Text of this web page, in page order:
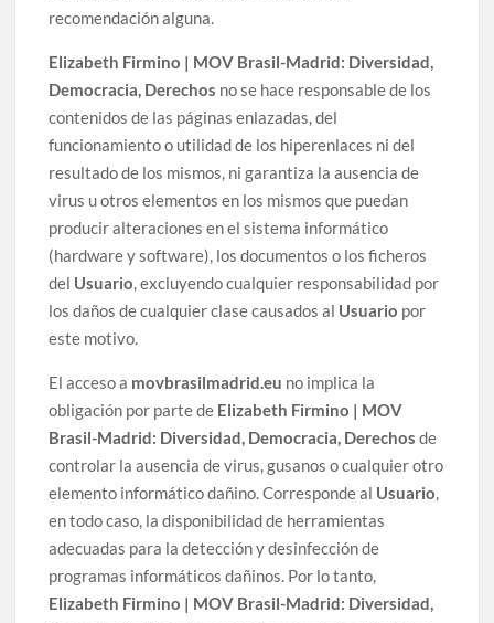
recomendación alguna.
Elizabeth Firmino | MOV Brasil-Madrid: Diversidad,
Democracia, Derechos no se hace responsable de los
contenidos de las páginas enlazadas, del
funcionamiento o utilidad de los hiperenlaces ni del
resultado de los mismos, ni garantiza la ausencia de
virus u otros elementos en los mismos que puedan
producir alteraciones en el sistema informático
(hardware y software), los documentos o los ficheros
del Usuario, excluyendo cualquier responsabilidad por
los daños de cualquier clase causados al Usuario por
este motivo.
El acceso a movbrasilmadrid.eu no implica la
obligación por parte de Elizabeth Firmino | MOV
Brasil-Madrid: Diversidad, Democracia, Derechos de
controlar la ausencia de virus, gusanos o cualquier otro
elemento informático dañino. Corresponde al Usuario,
en todo caso, la disponibilidad de herramientas
adecuadas para la detección y desinfección de
programas informáticos dañinos. Por lo tanto,
Elizabeth Firmino | MOV Brasil-Madrid: Diversidad,